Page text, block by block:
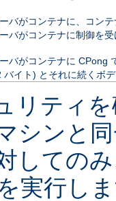
バがコンテナに、コン
バがコンテナに制御を
バがコンテナに CPong
バイト) とそれに続くボ
リティ
シンと
しての
を実行し